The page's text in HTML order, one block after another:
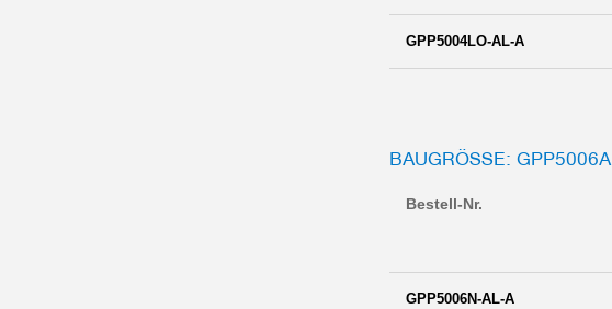
GPP5004LO-AL-A
BAUGRÖSSE: GPP5006AL
Bestell-Nr.
GPP5006N-AL-A